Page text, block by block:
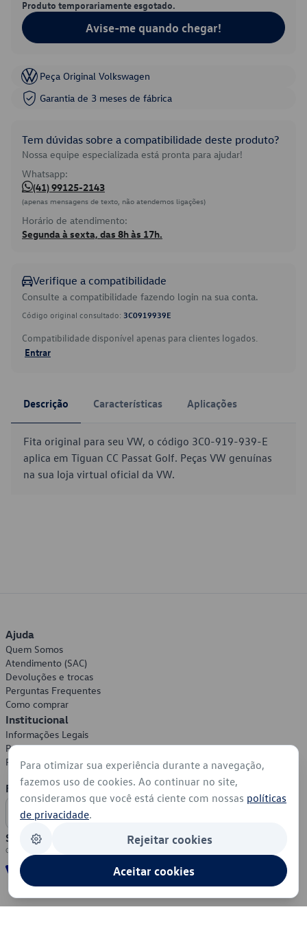
Produto temporariamente esgotado.
Avise-me quando chegar!
Peça Original Volkswagen
Garantia de 3 meses de fábrica
Tem dúvidas sobre a compatibilidade deste produto?
Nossa equipe especializada está pronta para ajudar!
Whatsapp:
(41) 99125-2143
(apenas mensagens de texto, não atendemos ligações)
Horário de atendimento:
Segunda à sexta, das 8h às 17h.
Verifique a compatibilidade
Consulte a compatibilidade fazendo login na sua conta.
Código original consultado: 3C0919939E
Compatibilidade disponível apenas para clientes logados.
Entrar
Descrição Características Aplicações
Fita original para seu VW, o código 3C0-919-939-E
aplica em Tiguan CC Passat Golf. Peças VW genuínas
na sua loja virtual oficial da VW.
Ajuda
Quem Somos
Atendimento (SAC)
Devoluções e trocas
Perguntas Frequentes
Como comprar
Institucional
Informações Legais
Política de Privacidade
Política de Cookies
Formas de Pagamento
Segurança
Para otimizar sua experiência durante a navegação,
fazemos uso de cookies. Ao continuar no site,
consideramos que você está ciente com nossas políticas
de privacidade.
Rejeitar cookies
Aceitar cookies